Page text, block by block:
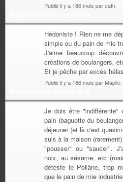
Publié il y a 186 mois par cath.
Hédoniste ! Rien ne me
simple ou du pain de mie
J'aime beaucoup
créations de boulangers,
Et je pêche par excès
Publié il y a 186 mois par Mapiki.
Je dois être
pain (baguette du
déjeuner (et là c'est
suis à la maison
"pousser" ou "saucer".
noix, au sésame, etc
déteste le Poilâne, trop
que le pain de mie